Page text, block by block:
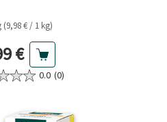
(9,98 € / 1 kg)
Preis
€
0.0 (0)